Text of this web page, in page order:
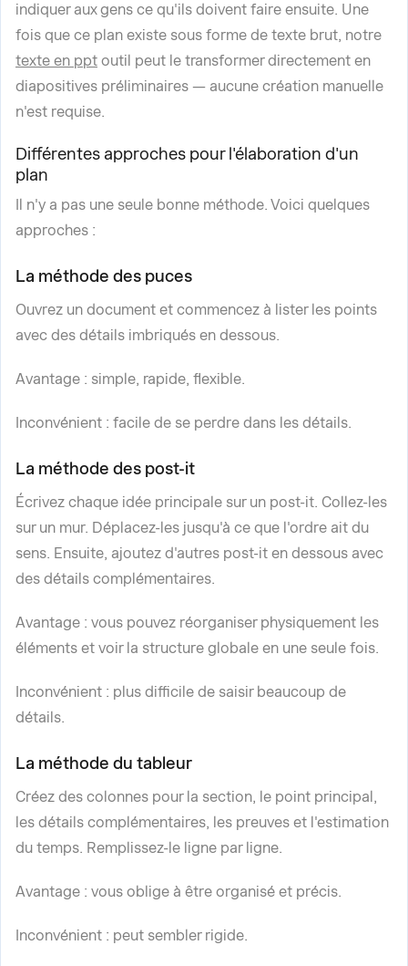
indiquer aux gens ce qu'ils doivent faire ensuite. Une
fois que ce plan existe sous forme de texte brut, notre
texte en ppt outil peut le transformer directement en
diapositives préliminaires — aucune création manuelle
n'est requise.
Différentes approches pour l'élaboration d'un
plan
Il n'y a pas une seule bonne méthode. Voici quelques
approches :
La méthode des puces
Ouvrez un document et commencez à lister les points
avec des détails imbriqués en dessous.
Avantage : simple, rapide, flexible.
Inconvénient : facile de se perdre dans les détails.
La méthode des post-it
Écrivez chaque idée principale sur un post-it. Collez-les
sur un mur. Déplacez-les jusqu'à ce que l'ordre ait du
sens. Ensuite, ajoutez d'autres post-it en dessous avec
des détails complémentaires.
Avantage : vous pouvez réorganiser physiquement les
éléments et voir la structure globale en une seule fois.
Inconvénient : plus difficile de saisir beaucoup de
détails.
La méthode du tableur
Créez des colonnes pour la section, le point principal,
les détails complémentaires, les preuves et l'estimation
du temps. Remplissez-le ligne par ligne.
Avantage : vous oblige à être organisé et précis.
Inconvénient : peut sembler rigide.